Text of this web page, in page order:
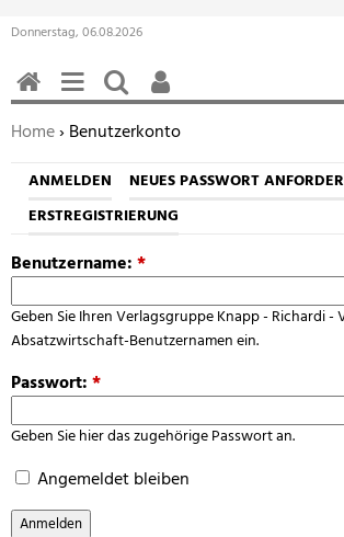
Donnerstag, 06.08.2026
Sie befinden sich hier:
Home› Benutzerkonto
ANMELDEN
NEUES PASSWORT
ERSTREGISTRIERUNG
Benutzername:*
Geben Sie Ihren Verlagsgruppe Knapp - Richardi -
Absatzwirtschaft-Benutzernamen ein.
Passwort:*
Geben Sie hier das zugehörige Passwort an.
Angemeldet bleiben
HOMEMENÜSUCHEN